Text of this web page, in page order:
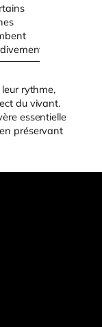
rythme,
du vivant.
essentielle
préservant